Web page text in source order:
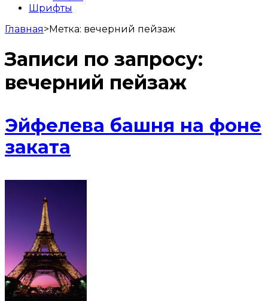
Шрифты
Главная>Метка: вечерний пейзаж
Записи по запросу:
вечерний пейзаж
Эйфелева башня на фоне
заката